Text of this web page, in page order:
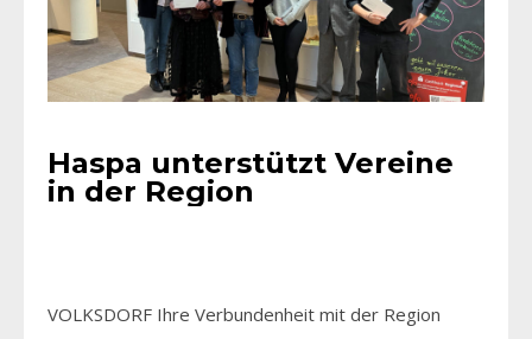
Haspa unterstützt Vereine
in der Region
VOLKSDORF Ihre Verbundenheit mit der Region